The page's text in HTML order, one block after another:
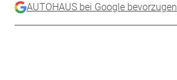
AUTOHAUS bei Google bevorzugen